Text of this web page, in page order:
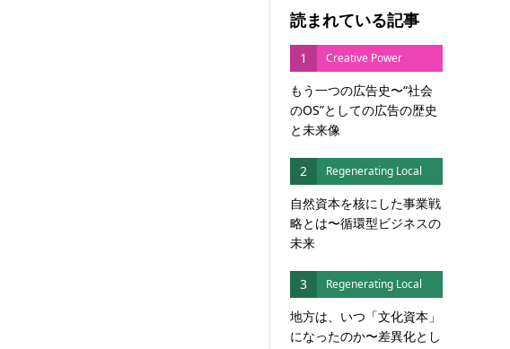
読まれている記事
1 Creative Power
もう一つの広告史〜“社会
のOS”としての広告の歴史
と未来像
2 Regenerating Local
自然資本を核にした事業戦
略とは〜循環型ビジネスの
未来
3 Regenerating Local
地方は、いつ「文化資本」
になったのか〜差異化とし